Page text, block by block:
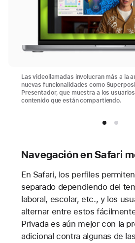
Las videollamadas involucran más a la
nuevas funcionalidades como
Presentador, que muestra a los
contenido que están compartiendo.
Navegación en Safari
En Safari, los perfiles
separado dependiendo del
laboral, escolar, etc., y los
alternar entre estos
Privada es aún mejor con la
adicional contra algunas de